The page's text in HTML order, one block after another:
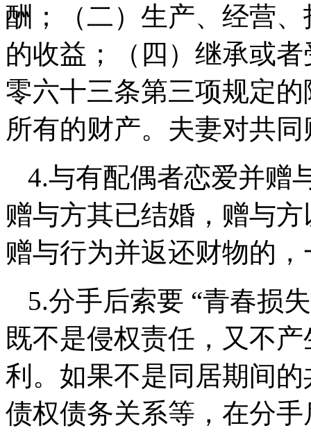
酬；（二）生产、经营
的收益；（四）继承或
零六十三条第三项规定
所有的财产。夫妻对共
4.与有配偶者恋爱并赠
赠与方其已结婚， 赠与
赠与行为并返还财物的
5.分手后索要 “青春损
既不是侵权责任，又不
利。如果不是同居期间
债权债务关系等，在分